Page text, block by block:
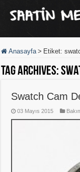
Anasayfa > Etiket:
Tag Archives:
Swatch Cam
03 Mayıs 2015